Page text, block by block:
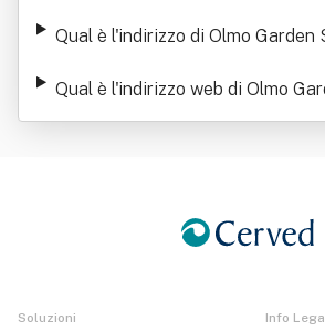
Qual è l'indirizzo di Olmo Garden
Qual è l'indirizzo web di Olmo
Soluzioni Info